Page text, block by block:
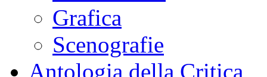
Grafica
Scenografie
Antologia della Critica